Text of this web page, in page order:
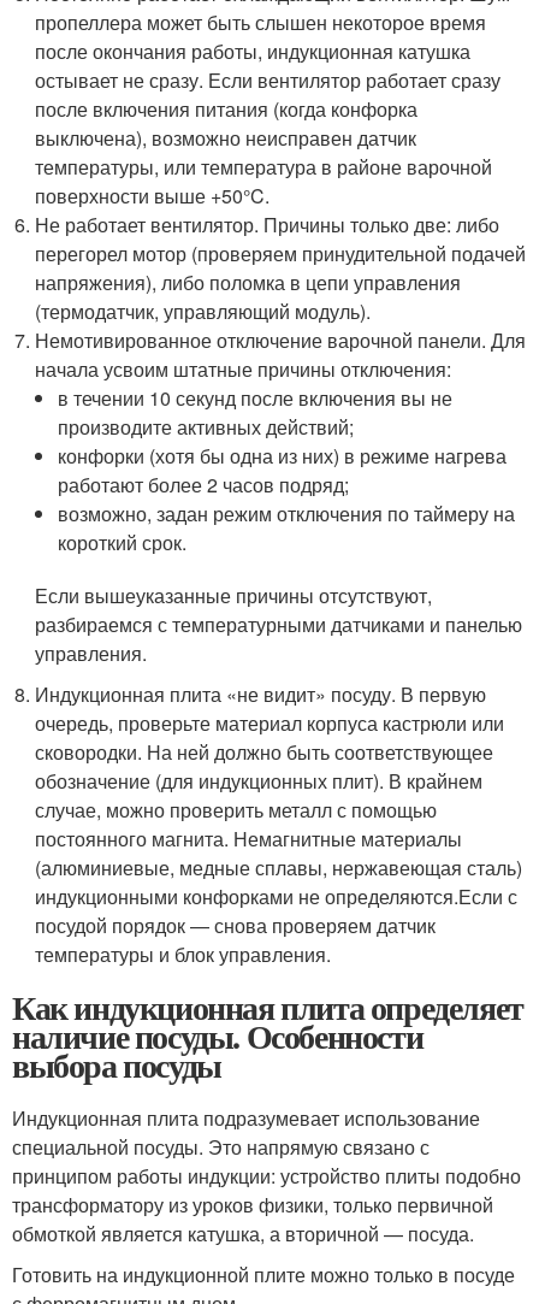
пропеллера может быть слышен некоторое время
после окончания работы, индукционная катушка
остывает не сразу. Если вентилятор работает сразу
после включения питания (когда конфорка
выключена), возможно неисправен датчик
температуры, или температура в районе варочной
поверхности выше +50°C.
Не работает вентилятор. Причины только две: либо
перегорел мотор (проверяем принудительной подачей
напряжения), либо поломка в цепи управления
(термодатчик, управляющий модуль).
Немотивированное отключение варочной панели. Для
начала усвоим штатные причины отключения:
в течении 10 секунд после включения вы не
производите активных действий;
конфорки (хотя бы одна из них) в режиме нагрева
работают более 2 часов подряд;
возможно, задан режим отключения по таймеру на
короткий срок.
Если вышеуказанные причины отсутствуют,
разбираемся с температурными датчиками и панелью
управления.
Индукционная плита «не видит» посуду. В первую
очередь, проверьте материал корпуса кастрюли или
сковородки. На ней должно быть соответствующее
обозначение (для индукционных плит). В крайнем
случае, можно проверить металл с помощью
постоянного магнита. Немагнитные материалы
(алюминиевые, медные сплавы, нержавеющая сталь)
индукционными конфорками не определяются.Если с
посудой порядок — снова проверяем датчик
температуры и блок управления.
Как индукционная плита определяет
наличие посуды. Особенности
выбора посуды
Индукционная плита подразумевает использование
специальной посуды. Это напрямую связано с
принципом работы индукции: устройство плиты подобно
трансформатору из уроков физики, только первичной
обмоткой является катушка, а вторичной — посуда.
Готовить на индукционной плите можно только в посуде